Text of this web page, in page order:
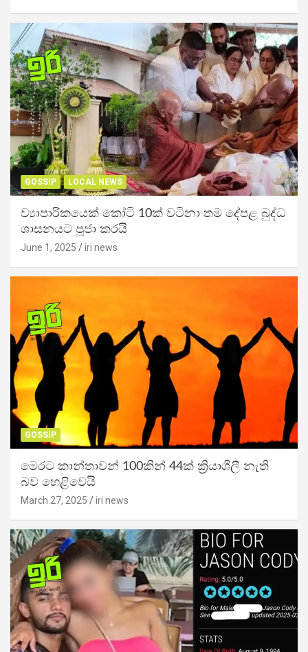
GOSSIP LOCAL NEWS
ව්‍යාපාරිකයෙක් කෝටි 10ක් වටිනා තම දේපළ බුද්ධ
ශාසනයට පූජා කරයි
June 1, 2025 iri news
GOSSIP
මෙරට කාන්තාවන් 100කින් 44ක් ක්‍රියාශීලී නැති
බව හෙළිවෙයි
March 27, 2025 iri news